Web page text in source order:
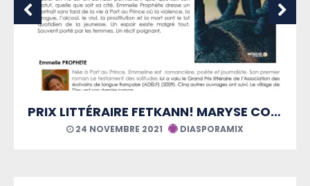
PRIX LITTÉRAIRE FETKANN! MARYSE CONDÉ
21 AOÛT 2021 DIASPORAMIX